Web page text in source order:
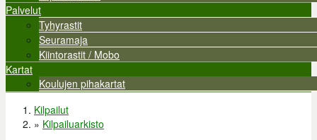
Palvelut
Tyhyrastit
Seuramaja
Kiintorastit / Mobo
Kartat
Koulujen pihakartat
Olet täällä
Kilpailut
» Kilpailuarkisto